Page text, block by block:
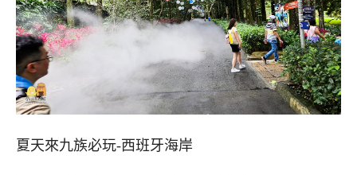
夏天來九族必玩-西班牙海岸